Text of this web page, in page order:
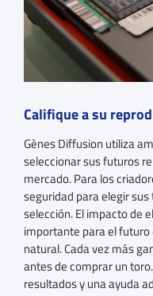
Califique a su
Gènes Diffusion utiliza
seleccionar sus futuros
mercado. Para los
seguridad para elegir
selección. El impacto de
importante para el futuro
natural. Cada vez más
antes de comprar un
resultados y una ayuda